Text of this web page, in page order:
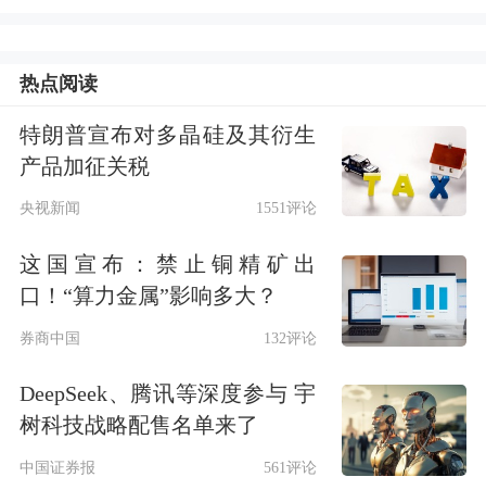
热点阅读
特朗普宣布对多晶硅及其衍生
产品加征关税
央视新闻 1551评论
这国宣布：禁止铜精矿出
口！“算力金属”影响多大？
券商中国 132评论
DeepSeek、腾讯等深度参与 宇
树科技战略配售名单来了
中国证券报 561评论